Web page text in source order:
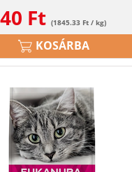
Ft (1845.33 Ft / kg)
KOSÁRBA